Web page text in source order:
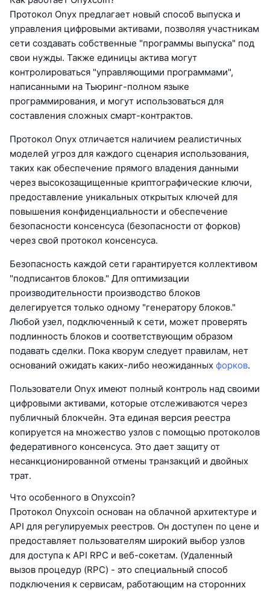
Протокол Onyx предлагает новый способ выпуска и
управления цифровыми активами, позволяя участникам
сети создавать собственные "программы выпуска" под
свои нужды. Также единицы актива могут
контролироваться "управляющими программами",
написанными на Тьюринг-полном языке
программирования, и могут использоваться для
составления сложных смарт-контрактов.
Протокол Onyx отличается наличием реалистичных
моделей угроз для каждого сценария использования,
таких как обеспечение прямого владения данными
через высокозащищенные криптографические ключи,
предоставление уникальных открытых ключей для
повышения конфиденциальности и обеспечение
безопасности консенсуса (безопасности от форков)
через свой протокол консенсуса.
Безопасность каждой сети гарантируется коллективом
"подписантов блоков." Для оптимизации
производительности производство блоков
делегируется только одному "генератору блоков."
Любой узел, подключенный к сети, может проверять
подлинность блоков и соответствующим образом
подавать сделки. Пока кворум следует правилам, нет
оснований ожидать каких-либо неожиданных форков.
Пользователи Onyx имеют полный контроль над своими
цифровыми активами, которые отслеживаются через
публичный блокчейн. Эта единая версия реестра
копируется на множество узлов с помощью протоколов
федеративного консенсуса. Это дает защиту от
несанкционированной отмены транзакций и двойных
трат.
Что особенного в Onyxcoin?
Протокол Onyxcoin основан на облачной архитектуре и
API для регулируемых реестров. Он доступен по цене и
предоставляет пользователям широкий выбор узлов
для доступа к API RPC и веб-сокетам. (Удаленный
вызов процедур (RPC) - это специальный способ
подключения к сервисам, работающим на сторонних